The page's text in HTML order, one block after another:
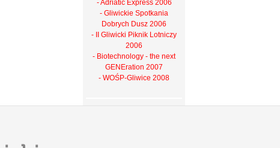
- Adriatic Express 2006
- Gliwickie Spotkania
Dobrych Dusz 2006
- II Gliwicki Piknik Lotniczy
2006
- Biotechnology - the next
GENEration 2007
- WOŚP-Gliwice 2008